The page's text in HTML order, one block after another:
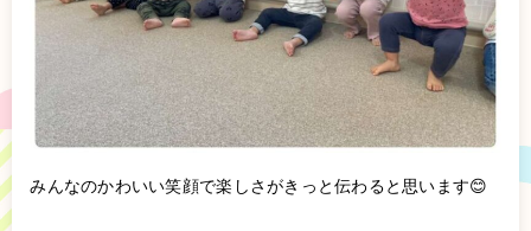
みんなのかわいい笑顔で楽しさがきっと伝わると思います😊